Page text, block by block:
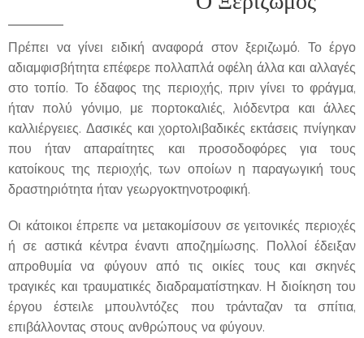
Πρέπει να γίνει ειδική αναφορά στον ξεριζωμό. Το έργο
αδιαμφισβήτητα επέφερε πολλαπλά οφέλη άλλα και αλλαγές
στο τοπίο. Το έδαφος της περιοχής, πριν γίνει το φράγμα,
ήταν πολύ γόνιμο, με πορτοκαλιές, λιόδεντρα και άλλες
καλλιέργειες. Δασικές και χορτολιβαδικές εκτάσεις πνίγηκαν
που ήταν απαραίτητες και προσοδοφόρες για τους
κατοίκους της περιοχής, των οποίων η παραγωγική τους
δραστηριότητα ήταν γεωργοκτηνοτροφική.
Οι κάτοικοι έπρεπε να μετακομίσουν σε γειτονικές περιοχές
ή σε αστικά κέντρα έναντι αποζημίωσης. Πολλοί έδειξαν
απροθυμία να φύγουν από τις οικίες τους και σκηνές
τραγικές και τραυματικές διαδραματίστηκαν. Η διοίκηση του
έργου έστειλε μπουλντόζες που τράνταζαν τα σπίτια,
επιβάλλοντας στους ανθρώπους να φύγουν.